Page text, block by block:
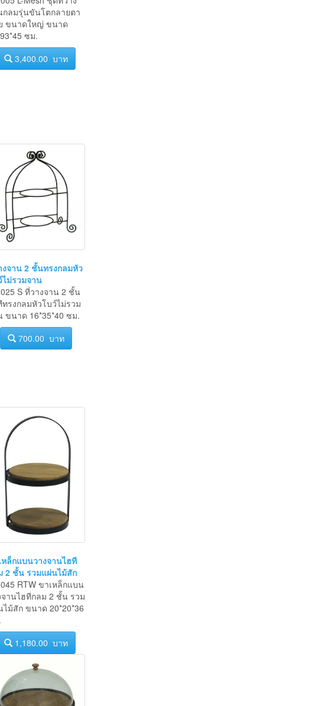
L-Mesh ชุดที่วาง
ลมรุ่นขันโตกลายตา
ขนาดใหญ่ ขนาด
ซม.
3,400.00 บาท
จาน 2 ชั้นทรงกลมหัว
ไม่รวมจาน
S ที่วางจาน 2 ชั้น
ทรงกลมหัวโบว์ไม่รวม
ขนาด 16*35*40 ซม.
700.00 บาท
หล็กแบนวางจานไฮที
2 ชั้น รวมแผ่นไม้สัก
RTW ขาเหล็กแบน
จานไฮทีกลม 2 ชั้น รวม
ม้สัก ขนาด 20*20*36
1,180.00 บาท